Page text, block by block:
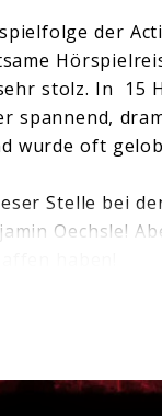
der
stolz. In
15
spannend,
wurde oft
Stelle bei
Oechsle!
gibt.